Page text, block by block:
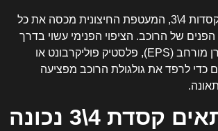
כאשר מדברים על קסדות 4\3, המעטפת החיצונית מכסה את כל
של הרוכב. הציפוי הפנימי עשוי בדרך
כלל מקצף פוליסטירן מורחב (EPS), פלסטיק פוליקרבונט או
כדי לרפד את גולגולת הרוכב מפציעה
כיצד להתאים קסדת 4\3 נכונה